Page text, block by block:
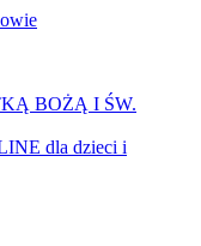
BOŻĄ I ŚW.
dla dzieci i